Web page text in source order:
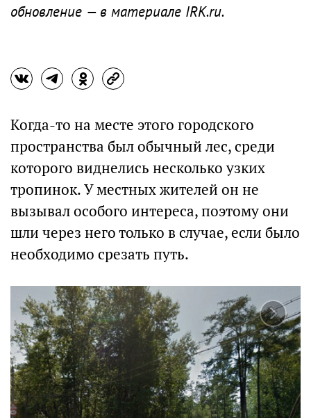
обновление — в материале IRK.ru.
Когда-то на месте этого городского
пространства был обычный лес, среди
которого виднелись несколько узких
тропинок. У местных жителей он не
вызывал особого интереса, поэтому они
шли через него только в случае, если было
необходимо срезать путь.